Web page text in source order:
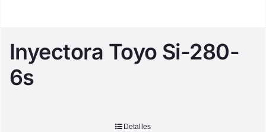
Inyectora Toyo Si-280-
6s
Detalles